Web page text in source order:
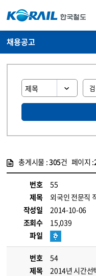
채용공고
총게시물 :305건 페이지 :
번호
55
제목
외국인 전문직
작성일
2014-10-06
조회수
15,039
파일
번호
54
제목
2014년 시간선